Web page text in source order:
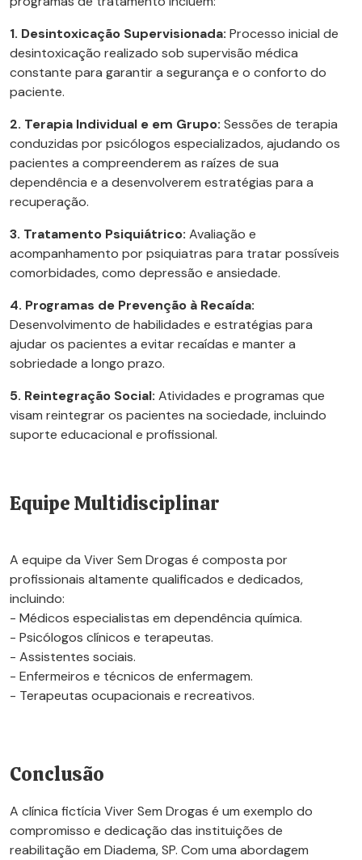
1. Desintoxicação Supervisionada: Processo inicial de
desintoxicação realizado sob supervisão médica
constante para garantir a segurança e o conforto do
paciente.
2. Terapia Individual e em Grupo: Sessões de terapia
conduzidas por psicólogos especializados, ajudando os
pacientes a compreenderem as raízes de sua
dependência e a desenvolverem estratégias para a
recuperação.
3. Tratamento Psiquiátrico: Avaliação e
acompanhamento por psiquiatras para tratar possíveis
comorbidades, como depressão e ansiedade.
4. Programas de Prevenção à Recaída:
Desenvolvimento de habilidades e estratégias para
ajudar os pacientes a evitar recaídas e manter a
sobriedade a longo prazo.
5. Reintegração Social: Atividades e programas que
visam reintegrar os pacientes na sociedade, incluindo
suporte educacional e profissional.
Equipe Multidisciplinar
A equipe da Viver Sem Drogas é composta por
profissionais altamente qualificados e dedicados,
incluindo:
- Médicos especialistas em dependência química.
- Psicólogos clínicos e terapeutas.
- Assistentes sociais.
- Enfermeiros e técnicos de enfermagem.
- Terapeutas ocupacionais e recreativos.
Conclusão
A clínica fictícia Viver Sem Drogas é um exemplo do
compromisso e dedicação das instituições de
reabilitação em Diadema, SP. Com uma abordagem